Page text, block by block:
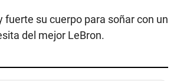
fuerte su cuerpo para soñar con un
del mejor LeBron.